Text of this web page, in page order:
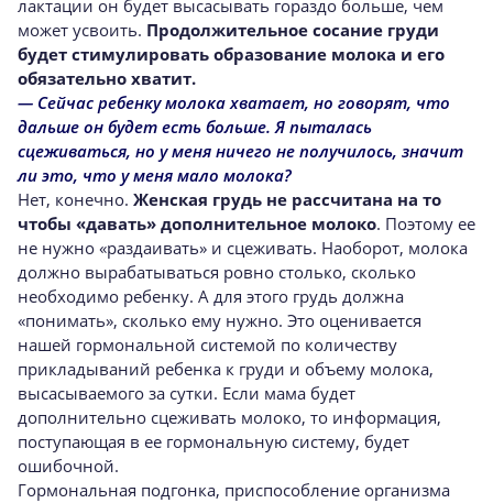
лактации он будет высасывать гораздо больше, чем
может усвоить. Продолжительное сосание груди
будет стимулировать образование молока и его
обязательно хватит.
— Сейчас ребенку молока хватает, но говорят, что
дальше он будет есть больше. Я пыталась
сцеживаться, но у меня ничего не получилось, значит
ли это, что у меня мало молока?
Нет, конечно. Женская грудь не рассчитана на то
чтобы «давать» дополнительное молоко. Поэтому ее
не нужно «раздаивать» и сцеживать. Наоборот, молока
должно вырабатываться ровно столько, сколько
необходимо ребенку. А для этого грудь должна
«понимать», сколько ему нужно. Это оценивается
нашей гормональной системой по количеству
прикладываний ребенка к груди и объему молока,
высасываемого за сутки. Если мама будет
дополнительно сцеживать молоко, то информация,
поступающая в ее гормональную систему, будет
ошибочной.
Гормональная подгонка, приспособление организма